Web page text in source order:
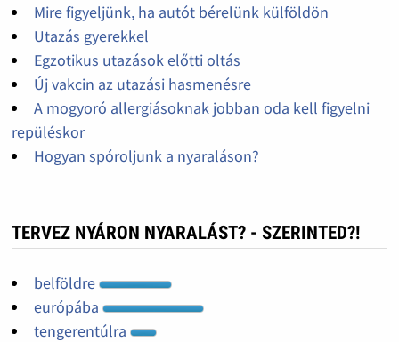
Mire figyeljünk, ha autót bérelünk külföldön
Utazás gyerekkel
Egzotikus utazások előtti oltás
Új vakcin az utazási hasmenésre
A mogyoró allergiásoknak jobban oda kell figyelni
repüléskor
Hogyan spóroljunk a nyaraláson?
TERVEZ NYÁRON NYARALÁST? - SZERINTED?!
belföldre
európába
tengerentúlra